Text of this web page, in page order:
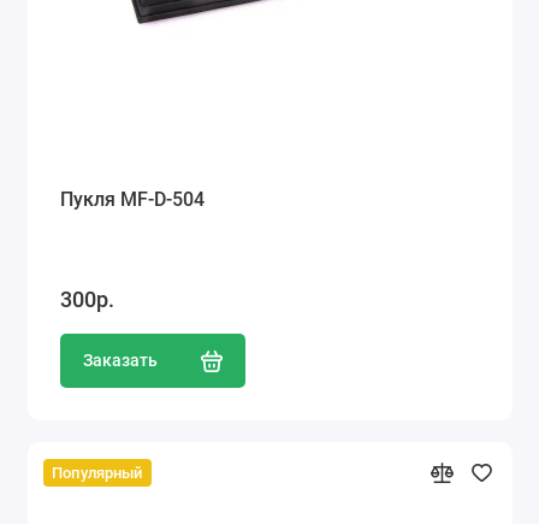
Пукля MF-D-504
300р.
Заказать
Популярный